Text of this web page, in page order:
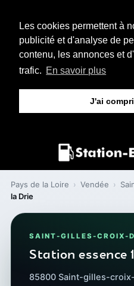
Les cookies permettent à
publicité et d'analyse de
contenu, les annonces et
trafic. En savoir plus
J'ai
Pays de la Loire › Vendée ›
la Drie
SAINT-GILLES-CROIX-
Station essence
85800 Saint-gilles-